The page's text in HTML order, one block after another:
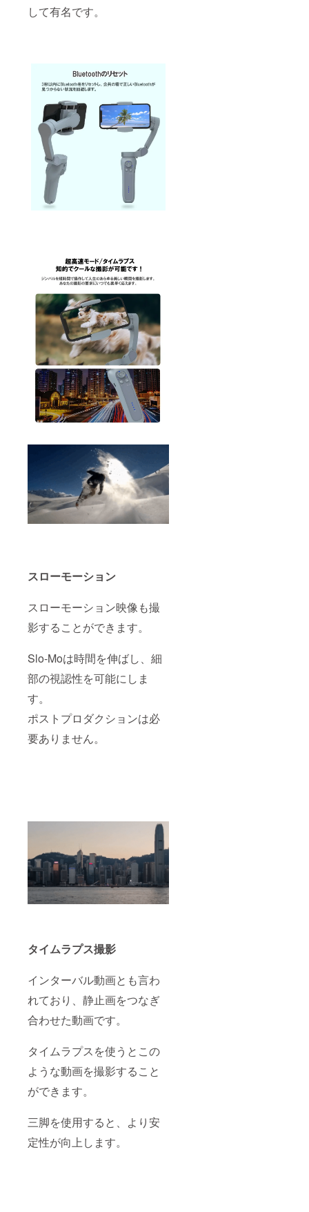
して有名です。
スローモーション
スローモーション映像も撮
影することができます。
Slo-Moは時間を伸ばし、細
部の視認性を可能にしま
す。
ポストプロダクションは必
要ありません。
タイムラプス撮影
インターバル動画とも言わ
れており、静止画をつなぎ
合わせた動画です。
タイムラプスを使うとこの
ような動画を撮影すること
ができます。
三脚を使用すると、より安
定性が向上します。